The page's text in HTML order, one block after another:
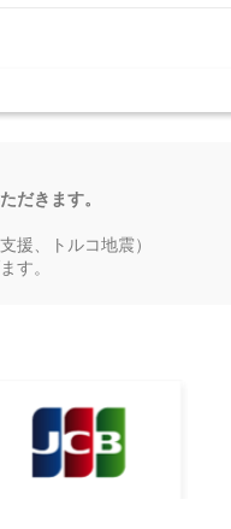
だきます。
援、トルコ地震）
す。